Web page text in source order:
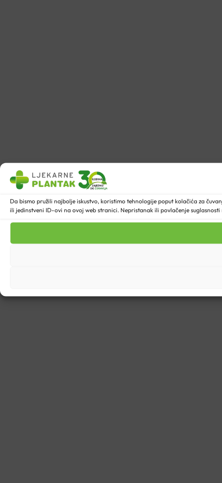
Da bismo pružili najbolje iskustvo, koristimo tehnologije poput kolačića za
ili jedinstveni ID-ovi na ovoj web stranici. Nepristanak ili povlačenje